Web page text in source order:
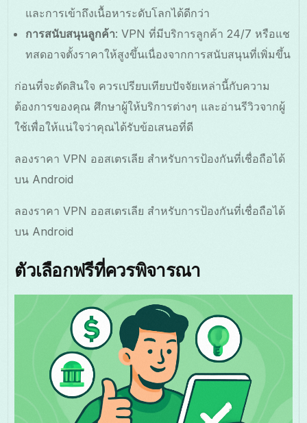
และการเข้าถึงเนื้อหาระดับโลกได้ดีกว่า
การสนับสนุนลูกค้า: VPN ที่มีบริการลูกค้า 24/7 หรือแช
ทสดอาจตั้งราคาให้สูงขึ้นเนื่องจากการสนับสนุนที่เพิ่มขึ้น
ก่อนที่จะตัดสินใจ ควรเปรียบเทียบปัจจัยเหล่านี้กับความ
ต้องการของคุณ ศึกษาผู้ให้บริการต่างๆ และอ่านรีวิวจากผู้
ใช้เพื่อให้แน่ใจว่าคุณได้รับข้อเสนอที่ดี
ลองราคา VPN ออสเตรเลีย สำหรับการป้องกันที่เชื่อถือได้
บน Android
ลองราคา VPN ออสเตรเลีย สำหรับการป้องกันที่เชื่อถือได้
บน Android
ตัวเลือกฟรีที่ควรพิจารณา